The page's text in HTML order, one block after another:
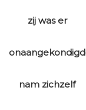
zij was er
onaangekondigd
nam zichzelf